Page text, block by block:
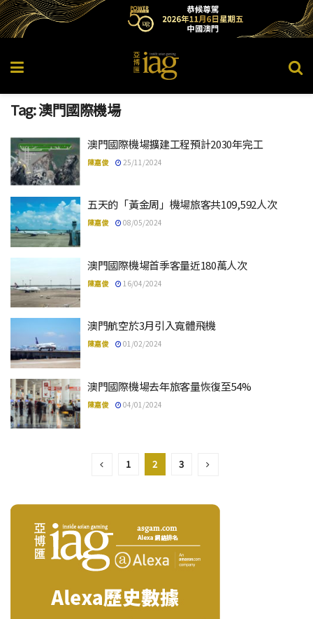
Tag:澳門國際機場
澳門國際機場擴建工程預計2030年完工
陳嘉俊 25/11/2024
五天的「黃金周」機場旅客共109,592人次
陳嘉俊 08/05/2024
澳門國際機場首季客量近180萬人次
陳嘉俊 16/04/2024
澳門航空於3月引入寬體飛機
陳嘉俊 01/02/2024
澳門國際機場去年旅客量恢復至54%
陳嘉俊 04/01/2024
1 2 3